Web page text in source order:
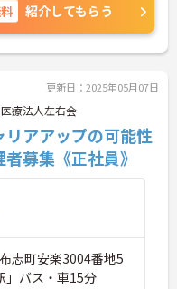
ますので
紹介してもらう
更新日：2025年05月07日
医療法人左右会
リアアップの可能性
募集《正社員》
志町安楽3004番地5
」バス・車15分